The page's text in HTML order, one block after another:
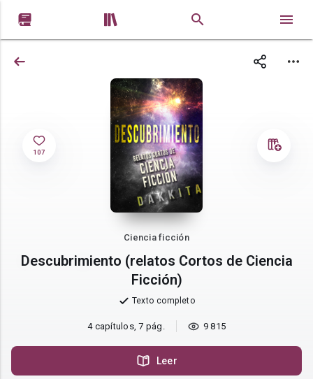
 
107
Ciencia ficción
Descubrimiento (relatos Cortos de Ciencia
Ficción)
Texto completo
4 capítulos, 7 pág. 9 815
Leer